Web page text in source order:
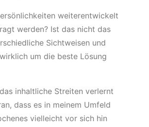
weiterentwickelt
werden? Ist das nicht das
Sichtweisen und
um die beste Lösung
inhaltliche Streiten verlernt
dass es in meinem Umfeld
vielleicht vor sich hin